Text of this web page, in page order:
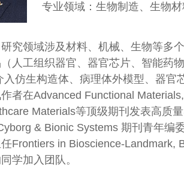
专业领域：生物制造、生物材
究领域涉及材料、机械、生物等多
人工组织器官、器官芯片、智能药
入仿生构造体、病理体外模型、器
者在Advanced Functional
Materials等顶级期刊发表高质
& Bionic Systems 期刊青年编
Frontiers in Bioscience-Landmark,
学加入团队。